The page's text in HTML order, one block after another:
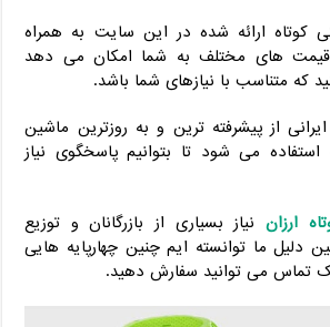
کوتاه ارائه شده در این سایت به همراه
های مختلف به شما امکان می دهد
که متناسب با نیازهای شما باشد.
از پیشرفته ترین و به روزترین ماشین
می شود تا بتوانیم پاسخگوی نیاز
ارزان نیاز بسیاری از بازرگانان و توزیع
دلیل ما توانسته ایم چنین چهارپایه هایی
یک تماس می توانید سفارش دهید.